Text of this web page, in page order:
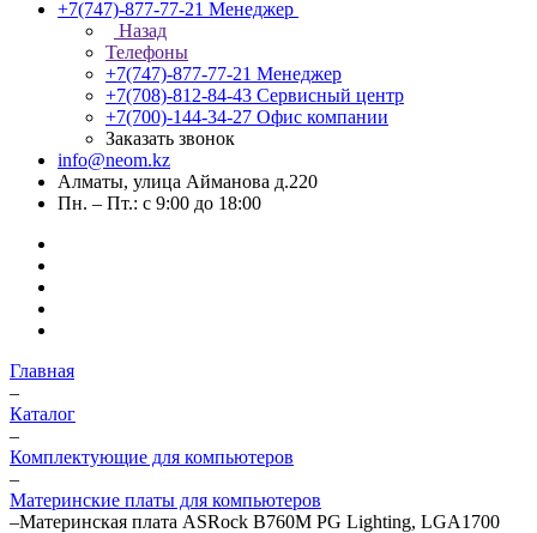
+7(747)-877-77-21 Менеджер
Назад
Телефоны
+7(747)-877-77-21 Менеджер
+7(708)-812-84-43 Сервисный центр
+7(700)-144-34-27 Офис компании
Заказать звонок
info@neom.kz
Алматы, улица Айманова д.220
Пн. – Пт.: с 9:00 до 18:00
Главная
–
Каталог
–
Комплектующие для компьютеров
–
Материнские платы для компьютеров
–Материнская плата ASRock B760M PG Lighting, LGA1700